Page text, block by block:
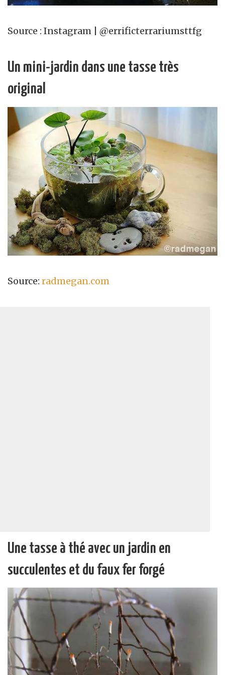
Source : Instagram | @errificterrariumsttfg
Un mini-jardin dans une tasse très
original
Source: radmegan.com
Une tasse à thé avec un jardin en
succulentes et du faux fer forgé